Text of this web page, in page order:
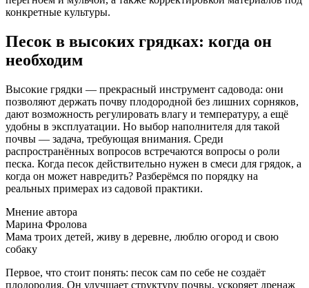
конкретные культуры.
Песок в высоких грядках: когда он
необходим
Высокие грядки — прекрасный инструмент садовода: они
позволяют держать почву плодородной без лишних сорняков,
дают возможность регулировать влагу и температуру, а ещё
удобны в эксплуатации. Но выбор наполнителя для такой
почвы — задача, требующая внимания. Среди
распространённых вопросов встречаются вопросы о роли
песка. Когда песок действительно нужен в смеси для грядок, а
когда он может навредить? Разберёмся по порядку на
реальных примерах из садовой практики.
Мнение автора
Марина Фролова
Мама троих детей, живу в деревне, люблю огород и свою
собаку
Первое, что стоит понять: песок сам по себе не создаёт
плодородия. Он улучшает структуру почвы, ускоряет дренаж